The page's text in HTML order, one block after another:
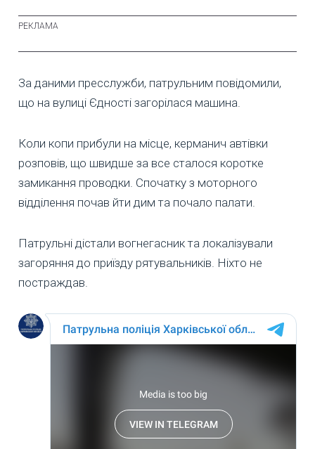
За даними пресслужби, патрульним повідомили,
що на вулиці Єдності загорілася машина.
Коли копи прибули на місце, керманич автівки
розповів, що швидше за все сталося коротке
замикання проводки. Спочатку з моторного
відділення почав йти дим та почало палати.
Патрульні дістали вогнегасник та локалізували
загоряння до приїзду рятувальників. Ніхто не
постраждав.